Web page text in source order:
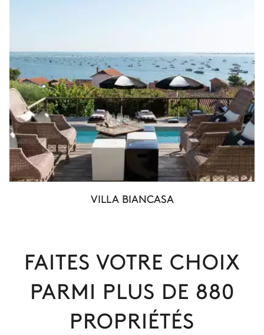
VILLA BIANCASA
FAITES VOTRE CHOIX
PARMI PLUS DE 880
PROPRIÉTÉS